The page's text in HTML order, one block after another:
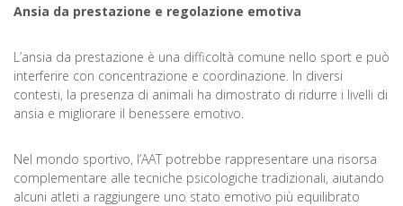
Ansia da prestazione e regolazione emotiva
L’ansia da prestazione è una difficoltà comune nello sport e può
interferire con concentrazione e coordinazione. In diversi
contesti, la presenza di animali ha dimostrato di ridurre i livelli di
ansia e migliorare il benessere emotivo.
Nel mondo sportivo, l’AAT potrebbe rappresentare una risorsa
complementare alle tecniche psicologiche tradizionali, aiutando
alcuni atleti a raggiungere uno stato emotivo più equilibrato